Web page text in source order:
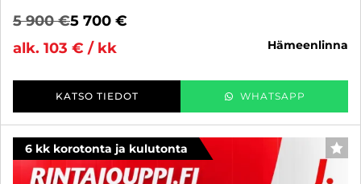
5 900 €5 700 €
alk. 103 € / kk
hämeenlinna
KATSO TIEDOT WHATSAPP
6 kk korotonta ja kulutonta